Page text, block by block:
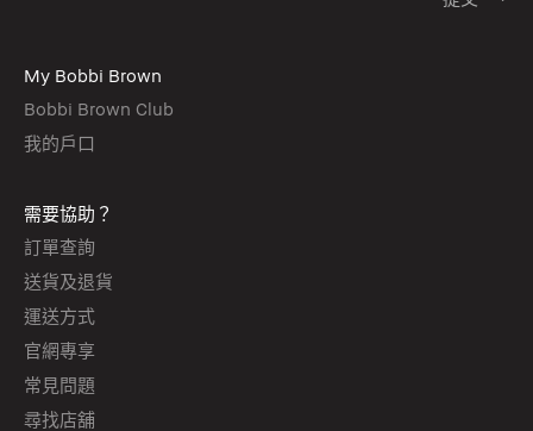
My Bobbi Brown
Bobbi Brown Club
我的戶口
需要協助？
訂單查詢
送貨及退貨
運送方式
官網專享
常見問題
尋找店舖